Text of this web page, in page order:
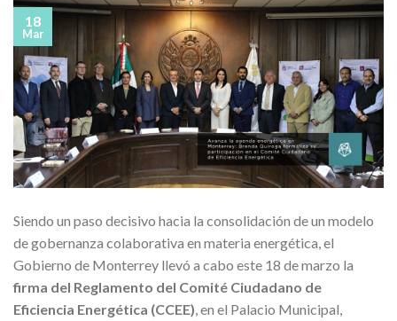
18
Mar
Siendo un paso decisivo hacia la consolidación de un modelo
de gobernanza colaborativa en materia energética, el
Gobierno de Monterrey llevó a cabo este 18 de marzo la
firma del Reglamento del Comité Ciudadano de
Eficiencia Energética (CCEE) , en el Palacio Municipal,